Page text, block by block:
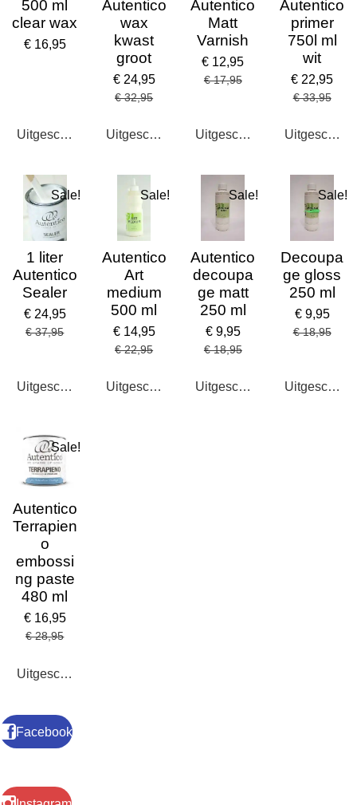
500 ml
clear wax
€ 16,95
Uitgeschakeld
Autentico
wax
kwast
groot
€ 24,95
€ 32,95
Uitgeschakeld
Autentico
Matt
Varnish
€ 12,95
€ 17,95
Uitgeschakeld
Autentico
primer
750l ml
wit
€ 22,95
€ 33,95
Sale!
1 liter
Autentico
Sealer
€ 24,95
€ 37,95
Uitgeschakeld
Sale!
Autentico
Art
medium
500 ml
€ 14,95
€ 22,95
Uitgeschakeld
Sale!
Autentico
decoupa
ge matt
250 ml
€ 9,95
€ 18,95
Uitgeschakeld
Sale!
Decoupa
ge gloss
250 ml
€ 9,95
€ 18,95
Sale!
Autentico
Terrapien
o
embossi
ng paste
480 ml
€ 16,95
€ 28,95
Uitgeschakeld
Facebook